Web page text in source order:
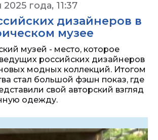
года, 11:37
дизайнеров в
музее
музей - место, которое
российских дизайнеров
модных коллекций. Итогом
стал большой фэшн показ, где
свой авторский взгляд
одежду.